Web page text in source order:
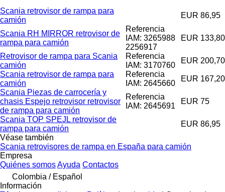
Scania retrovisor de rampa para
camión
EUR 86,95
Scania RH MIRROR retrovisor de
rampa para camión
Referencia
IAM: 3265988
2256917
EUR 133,80
Retrovisor de rampa para Scania
camión
Referencia
IAM: 3170760
EUR 200,70
Scania retrovisor de rampa para
camión
Referencia
IAM: 2645660
EUR 167,20
Scania Piezas de carrocería y
chasis Espejo retrovisor retrovisor
de rampa para camión
Referencia
IAM: 2645691
EUR 75
Scania TOP SPEJL retrovisor de
rampa para camión
EUR 86,95
Véase también
Scania retrovisores de rampa en España para camión
Empresa
Quiénes somosAyuda Contactos
Colombia / Español
Información